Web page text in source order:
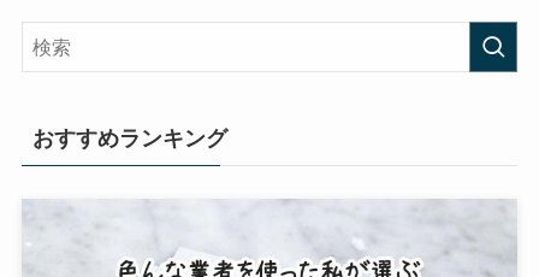
おすすめランキング